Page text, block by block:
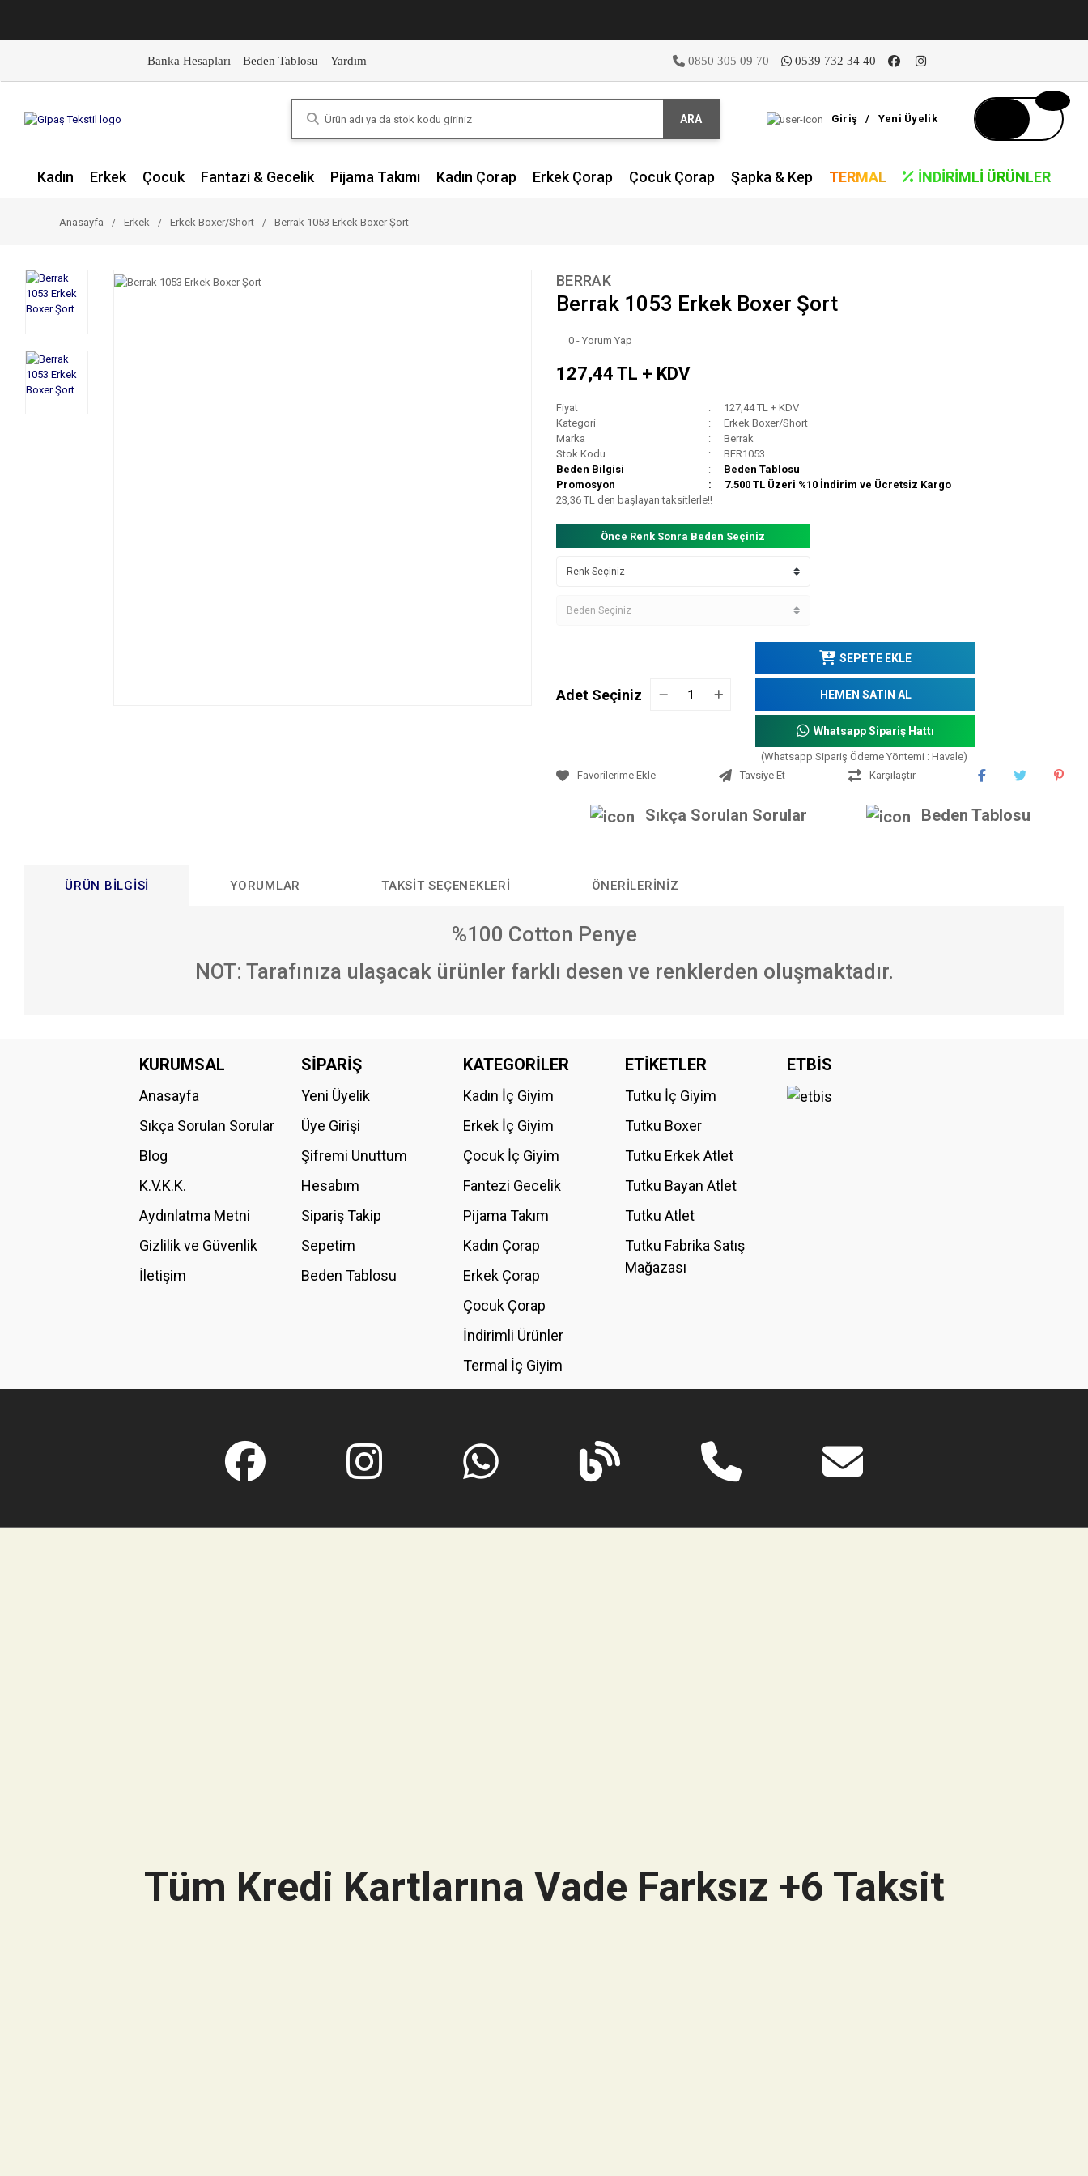
Banka Hesapları Beden Tablosu Yardım 0850 305 09 70 0539 732 34 40
ARA Giriş / Yeni Üyelik
Kadın Erkek Çocuk Fantazi & Gecelik Pijama Takımı Kadın Çorap Erkek Çorap Çocuk Çorap Şapka & Kep TERMAL İNDIRIMLI ÜRÜNLER
Anasayfa Erkek Erkek Boxer/Short Berrak 1053 Erkek Boxer Şort
BERRAK
Berrak 1053 Erkek Boxer Şort
0 - Yorum Yap
127,44 TL + KDV
Fiyat
127,44 TL + KDV
Kategori
Erkek Boxer/Short
Marka
Berrak
Stok Kodu
BER1053.
Beden Bilgisi
Beden Tablosu
Promosyon
7.500 TL Üzeri %10 İndirim ve Ücretsiz Kargo
23,36 TL den başlayan taksitlerle!!
Önce Renk Sonra Beden Seçiniz
Adet Seçiniz
SEPETE EKLE
HEMEN SATIN AL
Whatsapp Sipariş Hattı
(Whatsapp Sipariş Ödeme Yöntemi : Havale)
Tavsiye Et
Karşılaştır
Sıkça Sorulan Sorular Beden Tablosu
ÜRÜN BILGISI YORUMLAR TAKSIT SEÇENEKLERI ÖNERILERINIZ
%100 Cotton Penye
NOT: Tarafınıza ulaşacak ürünler farklı desen ve renklerden oluşmaktadır.
Bu ürüne ilk yorumu siz yapın!
Ürün resmi kalitesiz, bozuk veya görüntülenemiyor.
Ürün fiyatı diğer sitelerden daha pahalı.
Bu ürüne benzer farklı alternatifler olmalı.
KURUMSAL
Anasayfa
Sıkça Sorulan Sorular
Blog
K.V.K.K.
Aydınlatma Metni
Gizlilik ve Güvenlik
İletişim
SİPARİŞ
Yeni Üyelik
Üye Girişi
Şifremi Unuttum
Hesabım
Sipariş Takip
Sepetim
Beden Tablosu
KATEGORİLER
Kadın İç Giyim
Erkek İç Giyim
Çocuk İç Giyim
Fantezi Gecelik
Pijama Takım
Kadın Çorap
Erkek Çorap
Çocuk Çorap
İndirimli Ürünler
Termal İç Giyim
ETİKETLER
Tutku İç Giyim
Tutku Boxer
Tutku Erkek Atlet
Tutku Bayan Atlet
Tutku Atlet
Tutku Fabrika Satış
Mağazası
ETBİS
Tüm Kredi Kartlarına Vade Farksız +6 Taksit